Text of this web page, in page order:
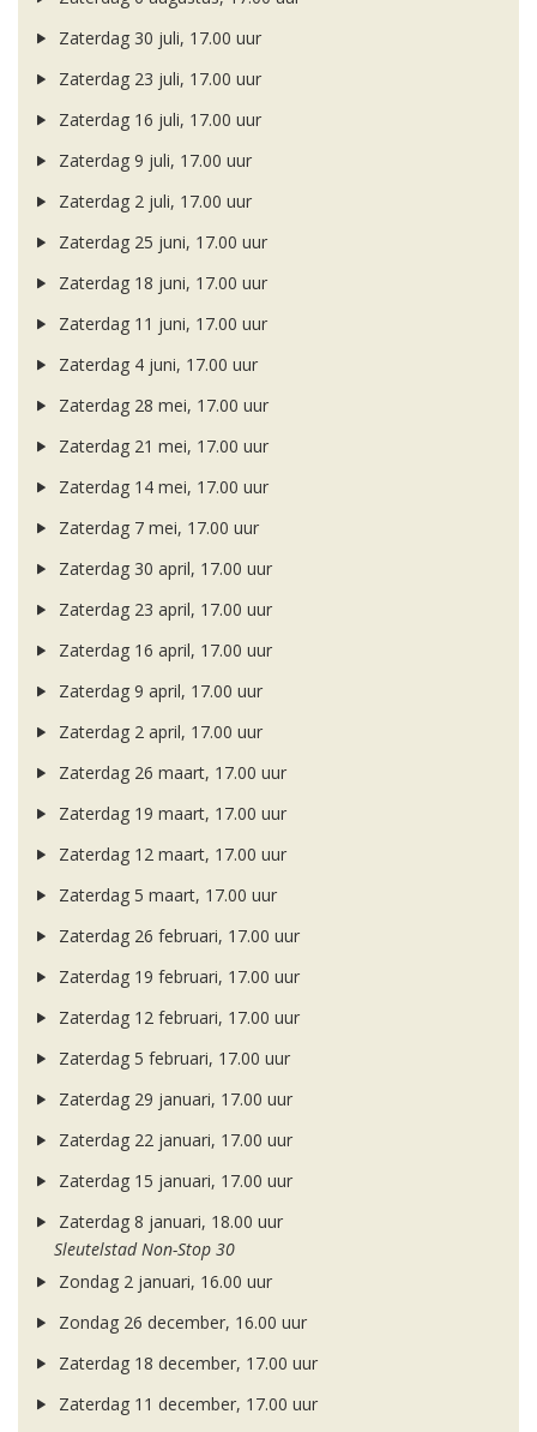
Zaterdag 30 juli, 17.00 uur
Zaterdag 23 juli, 17.00 uur
Zaterdag 16 juli, 17.00 uur
Zaterdag 9 juli, 17.00 uur
Zaterdag 2 juli, 17.00 uur
Zaterdag 25 juni, 17.00 uur
Zaterdag 18 juni, 17.00 uur
Zaterdag 11 juni, 17.00 uur
Zaterdag 4 juni, 17.00 uur
Zaterdag 28 mei, 17.00 uur
Zaterdag 21 mei, 17.00 uur
Zaterdag 14 mei, 17.00 uur
Zaterdag 7 mei, 17.00 uur
Zaterdag 30 april, 17.00 uur
Zaterdag 23 april, 17.00 uur
Zaterdag 16 april, 17.00 uur
Zaterdag 9 april, 17.00 uur
Zaterdag 2 april, 17.00 uur
Zaterdag 26 maart, 17.00 uur
Zaterdag 19 maart, 17.00 uur
Zaterdag 12 maart, 17.00 uur
Zaterdag 5 maart, 17.00 uur
Zaterdag 26 februari, 17.00 uur
Zaterdag 19 februari, 17.00 uur
Zaterdag 12 februari, 17.00 uur
Zaterdag 5 februari, 17.00 uur
Zaterdag 29 januari, 17.00 uur
Zaterdag 22 januari, 17.00 uur
Zaterdag 15 januari, 17.00 uur
Zaterdag 8 januari, 18.00 uur
Sleutelstad Non-Stop 30
Zondag 2 januari, 16.00 uur
Zondag 26 december, 16.00 uur
Zaterdag 18 december, 17.00 uur
Zaterdag 11 december, 17.00 uur